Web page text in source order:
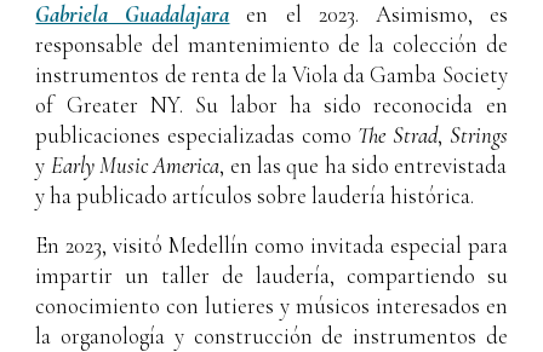
Gabriela Guadalajara
en el 2023. Asimismo, es
responsable del mantenimiento de la colección de
instrumentos de renta de la Viola da Gamba Society
of Greater NY. Su labor ha sido reconocida en
publicaciones especializadas como The Strad, Strings
y Early Music America, en las que ha sido entrevistada
y ha publicado artículos sobre laudería histórica.
En 2023, visitó Medellín como invitada especial para
impartir un taller de laudería, compartiendo su
conocimiento con lutieres y músicos interesados en
la organología y construcción de instrumentos de